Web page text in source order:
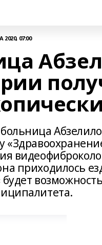
2020, 07:00
приходилось